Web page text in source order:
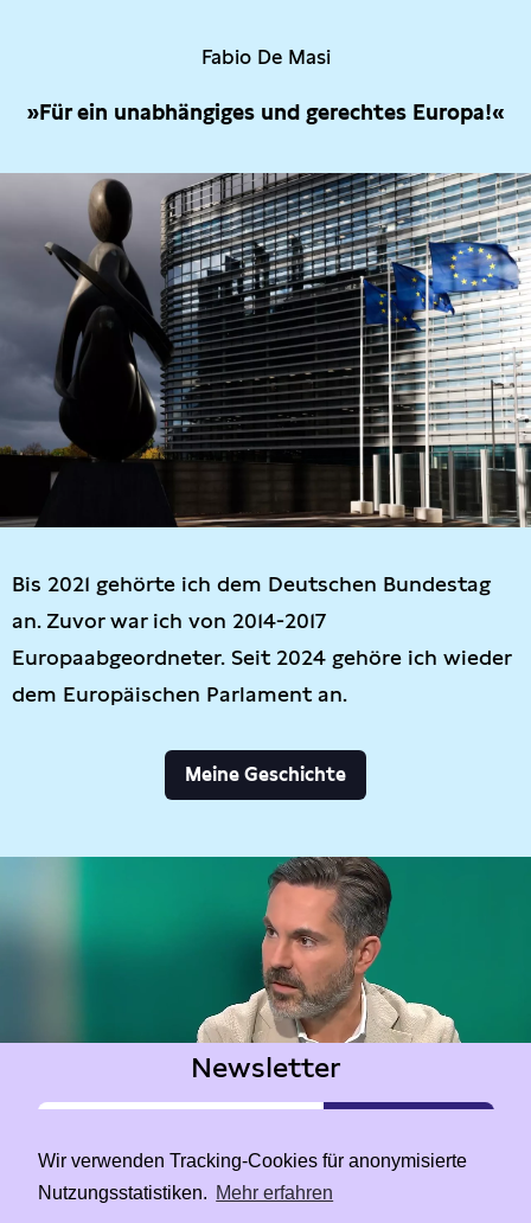
Wir verwenden Tracking-Cookies für anonymisierte
Nutzungsstatistiken. Mehr erfahren
Fabio De Masi
»Für ein unabhängiges und gerechtes Europa!«
Bis 2021 gehörte ich dem Deutschen Bundestag
an. Zuvor war ich von 2014-2017
Europaabgeordneter. Seit 2024 gehöre ich wieder
dem Europäischen Parlament an.
Meine Geschichte
Newsletter